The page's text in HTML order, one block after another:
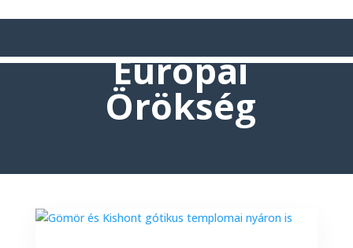
Európai
Örökség